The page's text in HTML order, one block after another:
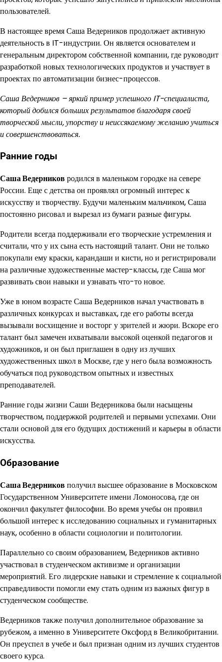
пользователей.
В настоящее время Саша Ведерников продолжает активную
деятельность в IT-индустрии. Он является основателем и
генеральным директором собственной компании, где руководит
разработкой новых технологических продуктов и участвует в
проектах по автоматизации бизнес-процессов.
Саша Ведерников – яркий пример успешного IT-специалиста,
который добился больших результатов благодаря своей
творческой мысли, упорству и неиссякаемому желанию учиться
и совершенствоваться.
Ранние годы
Саша Ведерниковродился в маленьком городке на севере
России. Еще с детства он проявлял огромный интерес к
искусству и творчеству. Будучи маленьким мальчиком, Саша
постоянно рисовал и вырезал из бумаги разные фигуры.
Родители всегда поддерживали его творческие устремления и
считали, что у их сына есть настоящий талант. Они не только
покупали ему краски, карандаши и кисти, но и регистрировали
на различные художественные мастер-классы, где Саша мог
развивать свои навыки и узнавать что-то новое.
Уже в юном возрасте Саша Ведерников начал участвовать в
различных конкурсах и выставках, где его работы всегда
вызывали восхищение и восторг у зрителей и жюри. Вскоре его
талант был замечен ихватывали высокой оценкой педагогов и
художников, и он был приглашен в одну из лучших
художественных школ в Москве, где у него была возможность
обучаться под руководством опытных и известных
преподавателей.
Ранние годы жизни Саши Ведерникова были насыщены
творчеством, поддержкой родителей и первыми успехами. Они
стали основой для его будущих достижений и карьеры в области
искусства.
Образование
Саша Ведерниковполучил высшее образование в Московском
Государственном Университете имени Ломоносова, где он
окончил факультет философии. Во время учебы он проявил
большой интерес к исследованию социальных и гуманитарных
наук, особенно в области социологии и политологии.
Параллельно со своим образованием, Ведерников активно
участвовал в студенческом активизме и организации
мероприятий. Его лидерские навыки и стремление к социальной
справедливости помогли ему стать одним из важных фигур в
студенческом сообществе.
Ведерников также получил дополнительное образование за
рубежом, а именно в Университете Оксфорд в Великобритании.
Он преуспел в учебе и был признан одним из лучших студентов
своего курса.